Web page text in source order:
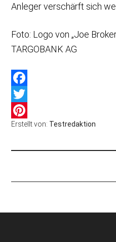
Anleger verschärft sich
Foto: Logo von „Joe
TARGOBANK AG
Facebook
Twitter
Pinterest
Erstellt von: Testredaktion